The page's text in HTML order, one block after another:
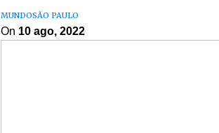
MUNDOSÃO PAULO
On 10 ago, 2022